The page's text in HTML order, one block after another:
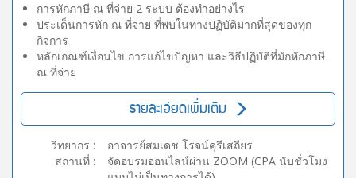
การหักภาษี ณ ที่จ่าย 2 ระบบ ต้องทำอย่างไร
ประเด็นการหัก ณ ที่จ่าย ที่พบในทางปฏิบัติมากที่สุดของทุก
กิจการ
หลักเกณฑ์เงื่อนไข การแก้ไขปัญหา และวิธีปฏิบัติที่มักหักภาษี
ณ ที่จ่าย
รายละเอียดเพิ่มเติม
วิทยากร :
อาจารย์สมเดช โรจน์คุรีเสถียร
สถานที่ :
จัดอบรมออนไลน์ผ่าน ZOOM (CPA นับชั่วโมง